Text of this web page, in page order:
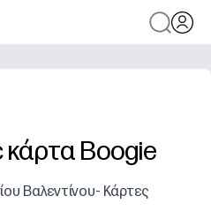
Boogie
Βαλεντίνου- Κάρτες